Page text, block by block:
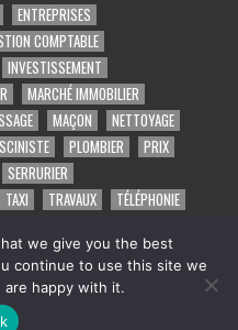
ENTREPRISES
COMPTABLE
INVESTISSEMENT
MARCHÉ IMMOBILIER
MAÇON
NETTOYAGE
PLOMBIER
PRIX
SERRURIER
TAXI TRAVAUX
TÉLÉPHONIE
les concurrents sont derrière
we give you the best
continue to use this site we
are happy with it.